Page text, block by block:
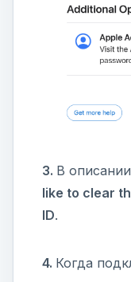
3. В
like to clear
ID.
4. Когда